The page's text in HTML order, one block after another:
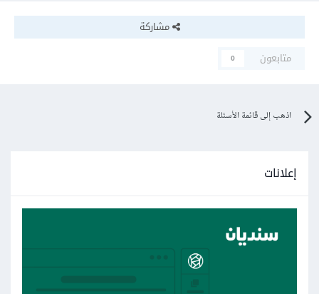
مشاركة
متابعون
0
اذهب إلى قائمة الأسئلة
إعلانات